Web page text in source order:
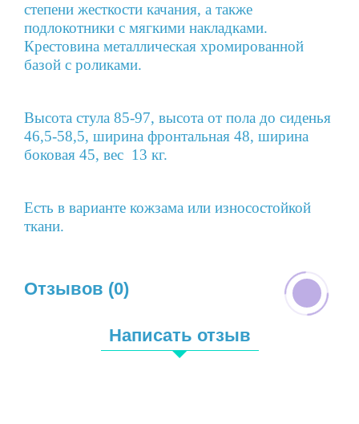
степени жесткости качания, а также
подлокотники с мягкими накладками.
Крестовина металлическая хромированной
базой с роликами.
Высота стула 85-97, высота от пола до сиденья
46,5-58,5, ширина фронтальная 48, ширина
боковая 45, вес 13 кг.
Есть в варианте кожзама или износостойкой
ткани.
Отзывов (0)
Написать отзыв